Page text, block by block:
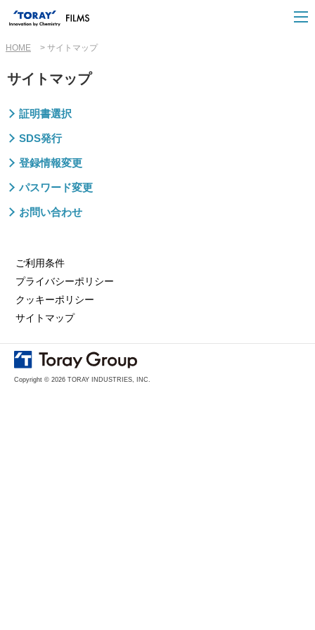
HOME サイトマップ
サイトマップ
証明書選択
SDS発行
登録情報変更
パスワード変更
お問い合わせ
ご利用条件
プライバシーポリシー
クッキーポリシー
サイトマップ
Copyright © 2026 TORAY INDUSTRIES, INC.